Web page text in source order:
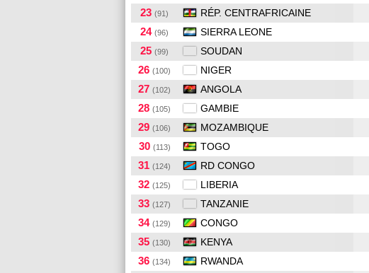
23 (91) RÉP. CENTRAFRICAINE
24 (96) SIERRA LEONE
25 (99) SOUDAN
26 (100) NIGER
27 (102) ANGOLA
28 (105) GAMBIE
29 (106) MOZAMBIQUE
30 (113) TOGO
31 (124) RD CONGO
32 (125) LIBERIA
33 (127) TANZANIE
34 (129) CONGO
35 (130) KENYA
36 (134) RWANDA